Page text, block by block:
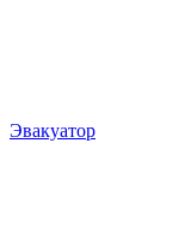
Эвакуатор